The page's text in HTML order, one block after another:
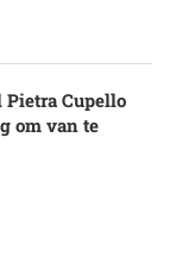
Cupello
om van te